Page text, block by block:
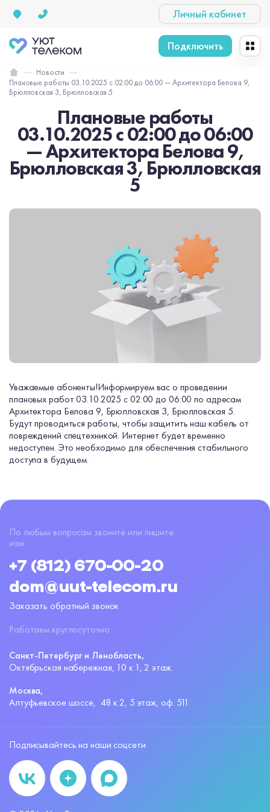
Личный кабинет
Подключить
Новости
Плановые работы 03.10.2025 с 02:00 до 06:00 — Архитектора Белова 9,
Брюлловская 3, Брюлловская 5
Плановые работы
03.10.2025 с 02:00 до 06:00
— Архитектора Белова 9,
Брюлловская 3, Брюлловская
5
Уважаемые абоненты!Информируем вас о проведении
плановых работ 03.10.2025 с 02:00 до 06:00 по адресам
Архитектора Белова 9, Брюлловская 3, Брюлловская 5.
Будут проводиться работы, чтобы защитить наш кабель от
повреждений спецтехникой. Интернет будет временно
недоступен. Это необходимо для обеспечения стабильного
доступа в будущем.
По любым вопросам звоните или пишите
нам:
+7 (812) 670-00-20
dom@uut-telecom.ru
Заказать обратный звонок
Работаем круглосуточно
Санкт-Петербург и Ленобласть,
Октябрьская набережная, 10 к.1, 2 этаж.
Москва,
Алтуфьевское шоссе, 48 к.2, 5 этаж, оф. 511
Подписывайтесь на наши соцсети